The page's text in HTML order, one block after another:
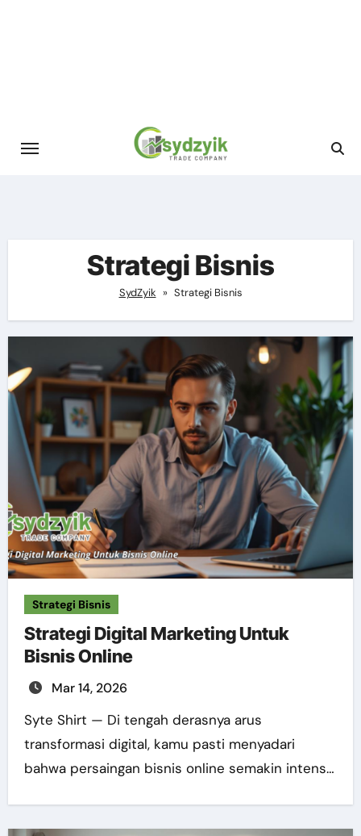
Strategi Bisnis
SydZyik » Strategi Bisnis
Strategi Bisnis
Strategi Digital Marketing Untuk
Bisnis Online
Mar 14, 2026
Syte Shirt — Di tengah derasnya arus
transformasi digital, kamu pasti menyadari
bahwa persaingan bisnis online semakin intens…